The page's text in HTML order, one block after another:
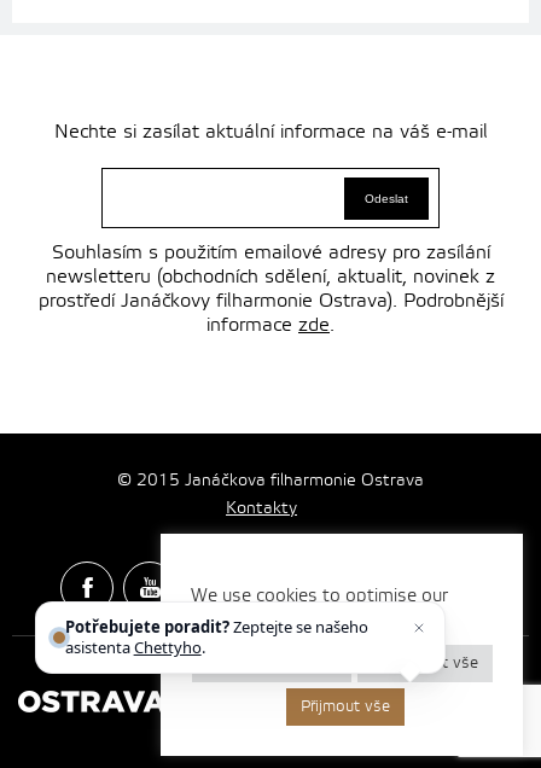
Nechte si zasílat aktuální informace na váš e-mail
Souhlasím s použitím emailové adresy pro zasílání
newsletteru (obchodních sdělení, aktualit, novinek z
prostředí Janáčkovy filharmonie Ostrava). Podrobnější
informace zde.
© 2015 Janáčkova filharmonie Ostrava
Kontakty
Spotify & Itunes Icons made byFreepikfromwww.flaticon.com
Vytvořilo
We use cookies to optimise our
website and our services.
Odmítnout vše
Přijmout vše
Potřebujete poradit?Zeptejte se našeho
asistentaChettyho.